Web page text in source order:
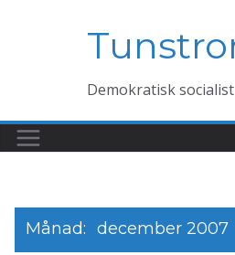
Demokratisk socialist
Månad: december 2007